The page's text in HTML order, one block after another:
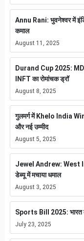
Annu Rani: भुवनेश्वर में
कमाल
August 11, 2025
Durand Cup 2025:
INFT का रोमांचक ड्रॉ
August 8, 2025
गुलमर्ग में Khelo India
और नई उम्मीद
August 5, 2025
Jewel Andrew: West
डेब्यू में मचाया धमाल
August 3, 2025
Sports Bill 2025: भारत के
July 23, 2025